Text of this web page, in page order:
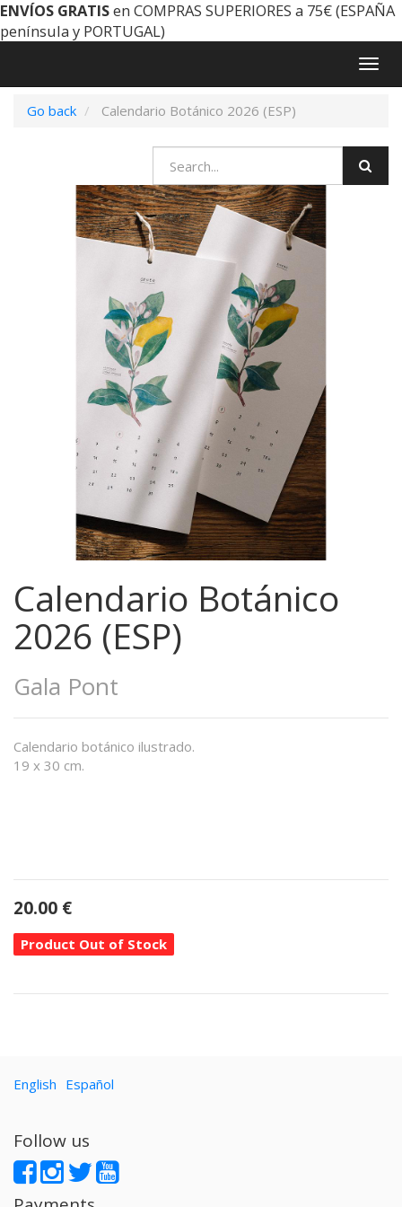
ENVÍOS GRATISen COMPRAS SUPERIORES a 75€ (ESPAÑA
península y PORTUGAL)
Go back
Calendario Botánico 2026 (ESP)
Calendario Botánico
2026 (ESP)
Gala Pont
Calendario botánico ilustrado.
19 x 30 cm.
20.00 €
Product Out of Stock
English Español
Follow us